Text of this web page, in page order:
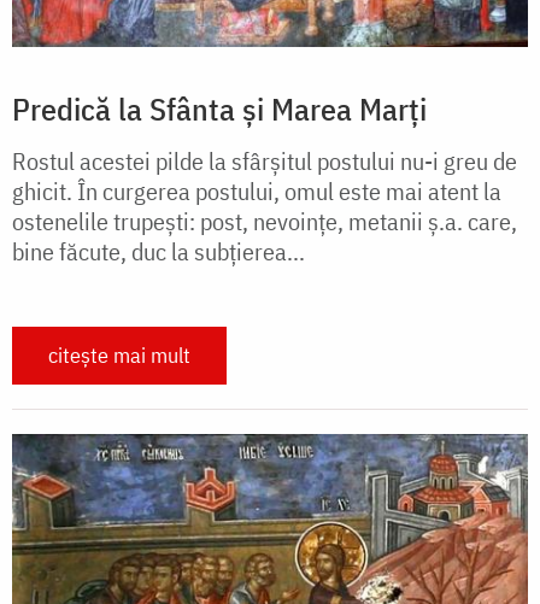
Predică la Sfânta și Marea Marți
Rostul acestei pilde la sfârșitul postului nu-i greu de
ghicit. În curgerea postului, omul este mai atent la
ostenelile trupești: post, nevoințe, metanii ș.a. care,
bine făcute, duc la subțierea...
citește mai mult